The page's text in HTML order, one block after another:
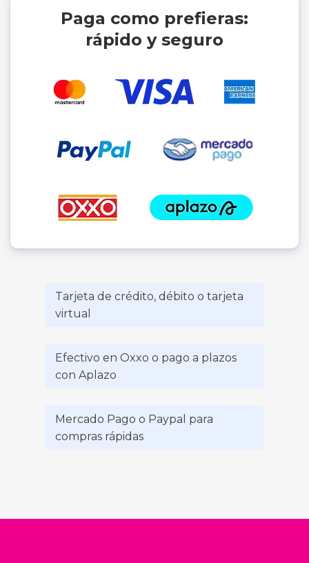
Paga como prefieras:
rápido y seguro
Tarjeta de crédito, débito o tarjeta
virtual
Efectivo en Oxxo o pago a plazos
con Aplazo
Mercado Pago o Paypal para
compras rápidas